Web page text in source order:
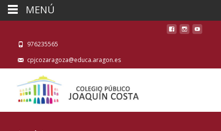
976235565
cpjcozaragoza@educa.aragon.es
MENÚ